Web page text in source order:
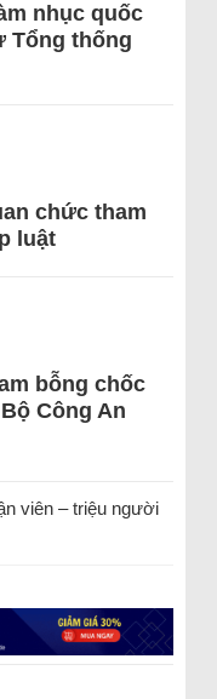
nhục quốc
Tổng thống
chức tham
luật
bỗng chốc
Công An
viên – triệu người